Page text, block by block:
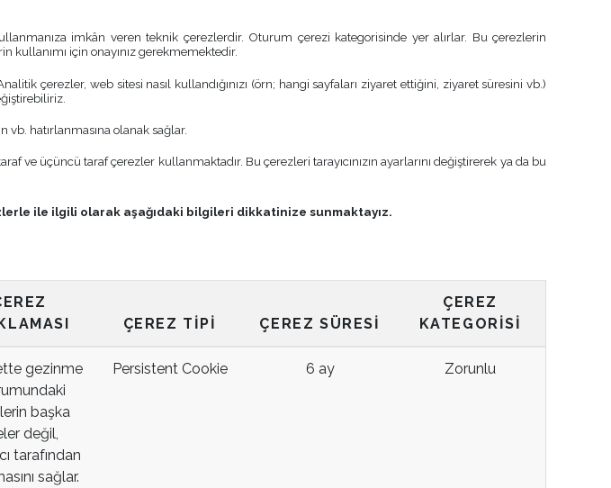
imkân veren teknik çerezlerdir. Oturum çerezi kategorisinde yer alırlar. Bu çerezlerin
için onayınız gerekmemektedir.
çerezler, web sitesi nasıl kullandığınızı (örn; hangi sayfaları ziyaret ettiğini, ziyaret süresini vb.)
hatırlanmasına olanak sağlar.
ve üçüncü taraf çerezler kullanmaktadır. Bu çerezleri tarayıcınızın ayarlarını değiştirerek ya da bu
ile ilgili olarak aşağıdaki bilgileri dikkatinize sunmaktayız.
ÇEREZ TIPI ÇEREZ SÜRESI
ÇEREZ
KATEGORISI
gezinme
başka
değil,
tarafından
sağlar.
Persistent Cookie 6 ay Zorunlu